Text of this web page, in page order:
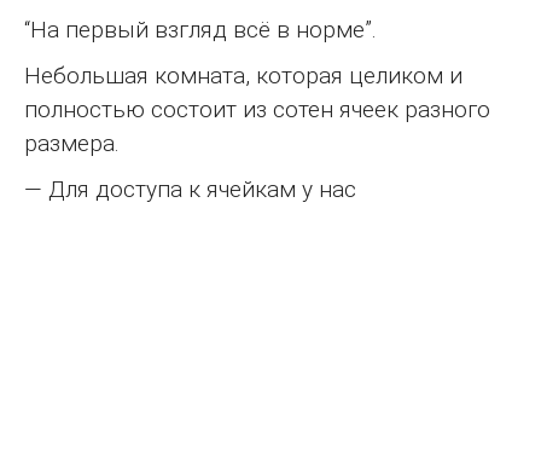
“На первый взгляд всё в норме”.
Небольшая комната, которая целиком и
полностью состоит из сотен ячеек разного
размера.
— Для доступа к ячейкам у нас